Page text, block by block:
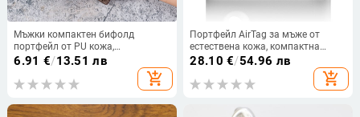
Мъжки компактен бифолд
портфейл от PU кожа,
възможност за печат на лого,
мултифункционален държач за
карти и монетник
6.91 €/13.51 лв
add_shopping_cart
Портфейл AirTag за мъже от
естествена кожа, компактна
трисекционна конструкция и
множество джобове за карти
28.10 €/54.96 лв
add_shopping_cart